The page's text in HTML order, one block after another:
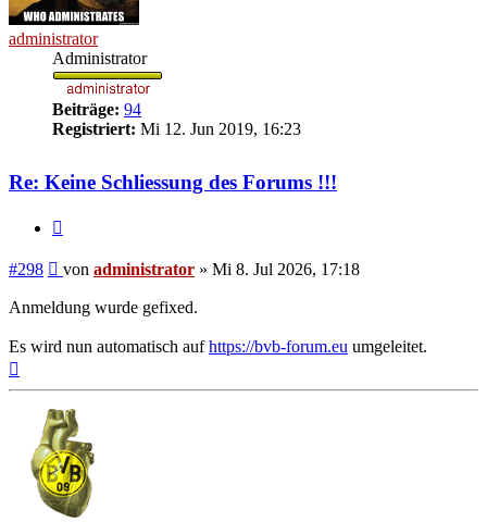
administrator
Administrator
Beiträge: 94
Registriert: Mi 12. Jun 2019, 16:23
Re: Keine Schliessung des Forums !!!
#298 Beitrag
von administrator » Mi 8. Jul 2026, 17:18
Anmeldung wurde gefixed.
Es wird nun automatisch aufhttps://bvb-forum.eu umgeleitet.